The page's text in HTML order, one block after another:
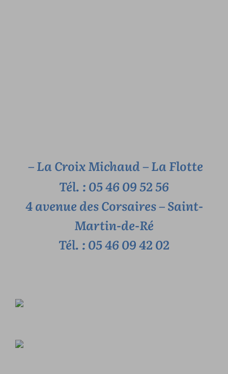
– La Croix Michaud – La Flotte
Tél. : 05 46 09 52 56
4 avenue des Corsaires – Saint-
Martin-de-Ré
Tél. : 05 46 09 42 02